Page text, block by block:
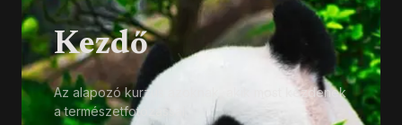
Kezdő
Az alapozó kurzus azoknak, akik most kezdenek
a természetfotózással.